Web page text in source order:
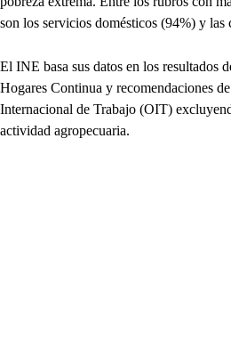
son los servicios domésticos (94%) y las
El INE basa sus datos en los resultados
Hogares Continua y recomendaciones
Internacional de Trabajo (OIT)
actividad agropecuaria.